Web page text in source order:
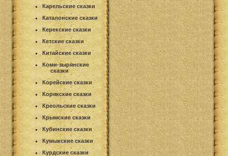
Карельские сказки
Каталонские сказки
Керекские сказки
Кетские сказки
Китайские сказки
Коми-зырянские
сказки
Корейские сказки
Корякские сказки
Креольские сказки
Крымские сказки
Кубинские сказки
Кумыкские сказки
Курдские сказки